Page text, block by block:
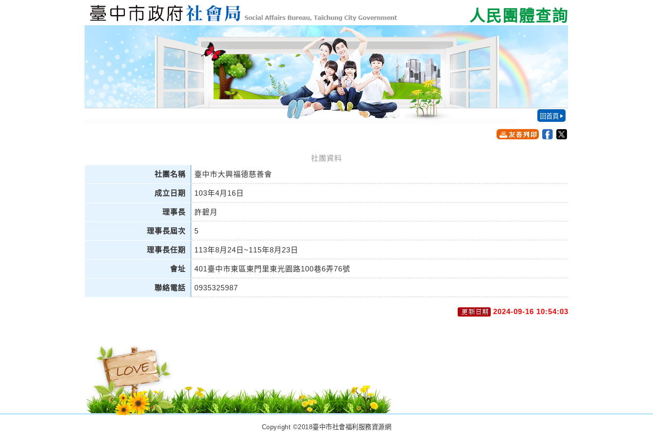
人民團體查詢
回首頁
社團資料
社團名稱
臺中市大興福德慈善會
成立日期 103年4月16日
理事長 許碧月
理事長屆次 5
理事長任期 113年8月24日~115年8月23日
會址 401臺中市東區東門里東光園路100巷6弄76號
聯絡電話 0935325987
2024-09-16 10:54:03
Copyright ©2018臺中市社會福利服務資源網